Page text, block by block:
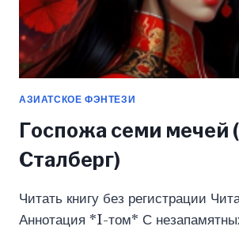
АЗИАТСКОЕ ФЭНТЕЗИ
Госпожа семи мечей
Сталберг)
Читать книгу без регистрации
Аннотация *I-том* С